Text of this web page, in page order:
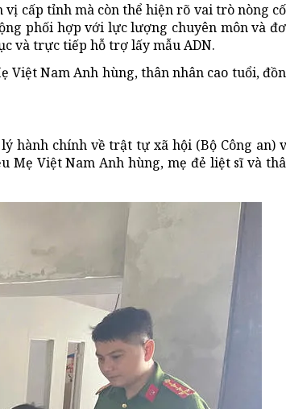
vị cấp tỉnh mà còn thể hiện rõ vai trò nòng
phối hợp với lực lượng chuyên môn và
và trực tiếp hỗ trợ lấy mẫu ADN.
Nam Anh hùng, thân nhân cao tuổi,
hành chính về trật tự xã hội (Bộ Công an)
Mẹ Việt Nam Anh hùng, mẹ đẻ liệt sĩ và